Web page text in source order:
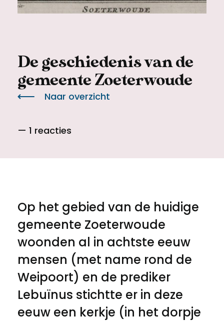
Voorwaarden
De geschiedenis van de
gemeente Zoeterwoude
Naar overzicht
— 1 reacties
Op het gebied van de huidige
gemeente Zoeterwoude
woonden al in achtste eeuw
mensen (met name rond de
Weipoort) en de prediker
Lebuïnus stichtte er in deze
eeuw een kerkje (in het dorpje